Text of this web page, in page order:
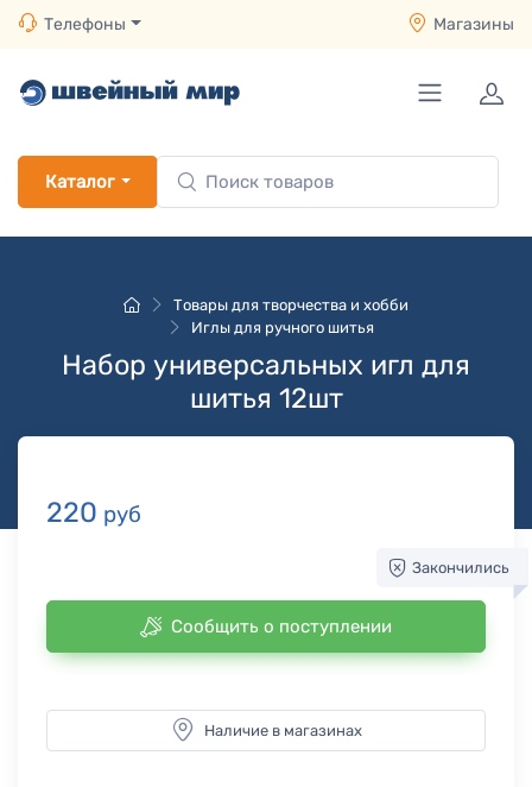
Телефоны Магазины
Каталог
Товары для творчества и хобби
Иглы для ручного шитья
Набор универсальных игл для
шитья 12шт
220 руб
Закончились
Сообщить о поступлении
Наличие в магазинах